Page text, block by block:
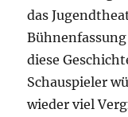
das
diese
Schauspieler
wieder viel